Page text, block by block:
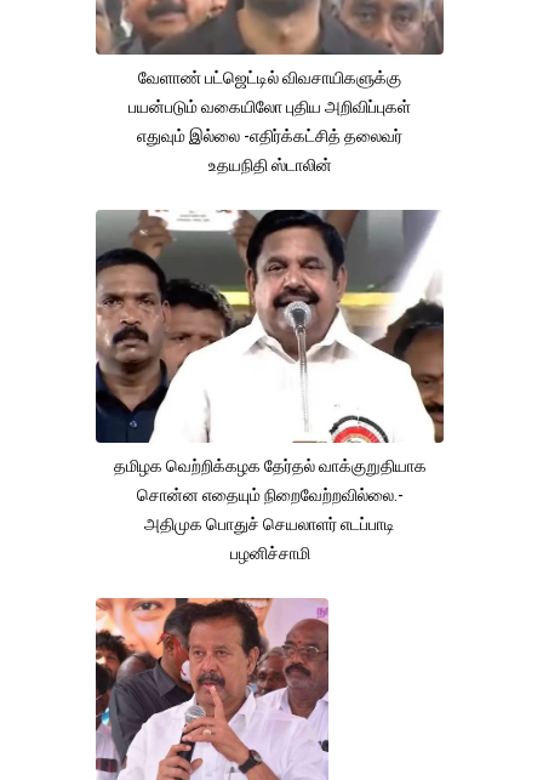
வேளாண் பட்ஜெட்டில் விவசாயிகளுக்கு
பயன்படும் வகையிலோ புதிய அறிவிப்புகள்
எதுவும் இல்லை -எதிர்க்கட்சித் தலைவர்
உதயநிதி ஸ்டாலின்
தமிழக வெற்றிக்கழக தேர்தல் வாக்குறுதியாக
சொன்ன எதையும் நிறைவேற்றவில்லை.-
அதிமுக பொதுச் செயலாளர் எடப்பாடி
பழனிச்சாமி